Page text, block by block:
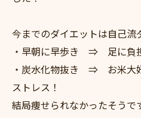
今までのダイエットは自己流
・早朝に早歩き ⇒ 足に負
・炭水化物抜き ⇒ お米大
ストレス！
結局痩せられなかったそうで